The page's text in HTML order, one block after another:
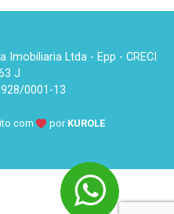
Ltda - Epp - CRECI
J
0001-13
com por KUROLE